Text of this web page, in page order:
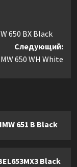
650 BX Black
Следующий:
650 WH White
651 B Black
Black